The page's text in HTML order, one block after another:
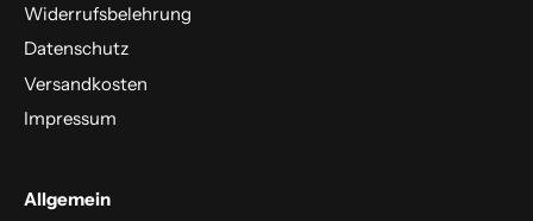
Widerrufsbelehrung
Datenschutz
Versandkosten
Impressum
Allgemein